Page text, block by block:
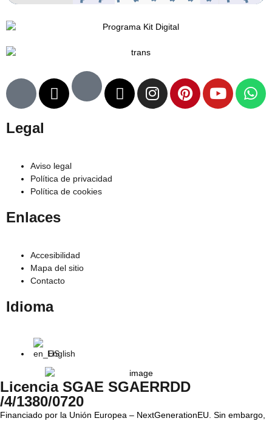
Legal
Aviso legal
Política de privacidad
Política de cookies
Enlaces
Accesibilidad
Mapa del sitio
Contacto
Idioma
English
Licencia SGAE SGAERRDD
/4/1380/0720
Financiado por la Unión Europea – NextGenerationEU. Sin embargo,